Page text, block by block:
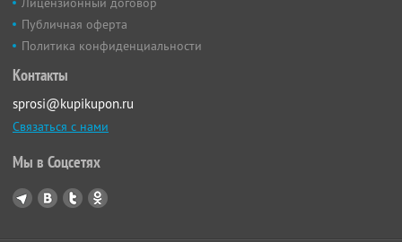
Публичная оферта
Политика конфиденциальности
Контакты
sprosi@kupikupon.ru
Связаться с нами
Мы в Соцсетях